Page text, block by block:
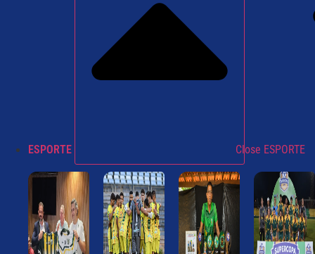
ESPORTE Close ESPORTE